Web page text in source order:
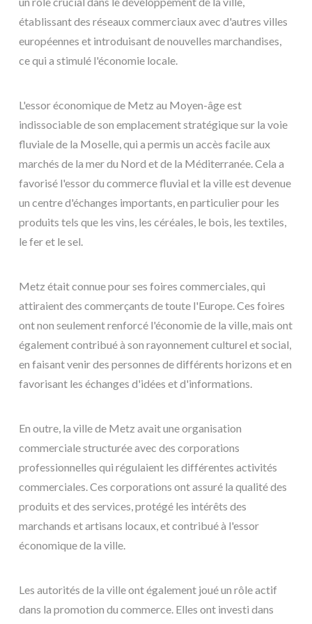
établissant des réseaux commerciaux avec d'autres villes
européennes et introduisant de nouvelles marchandises,
ce qui a stimulé l'économie locale.
L'essor économique de Metz au Moyen-âge est
indissociable de son emplacement stratégique sur la voie
fluviale de la Moselle, qui a permis un accès facile aux
marchés de la mer du Nord et de la Méditerranée. Cela a
favorisé l'essor du commerce fluvial et la ville est devenue
un centre d'échanges importants, en particulier pour les
produits tels que les vins, les céréales, le bois, les textiles,
le fer et le sel.
Metz était connue pour ses foires commerciales, qui
attiraient des commerçants de toute l'Europe. Ces foires
ont non seulement renforcé l'économie de la ville, mais ont
également contribué à son rayonnement culturel et social,
en faisant venir des personnes de différents horizons et en
favorisant les échanges d'idées et d'informations.
En outre, la ville de Metz avait une organisation
commerciale structurée avec des corporations
professionnelles qui régulaient les différentes activités
commerciales. Ces corporations ont assuré la qualité des
produits et des services, protégé les intérêts des
marchands et artisans locaux, et contribué à l'essor
économique de la ville.
Les autorités de la ville ont également joué un rôle actif
dans la promotion du commerce. Elles ont investi dans